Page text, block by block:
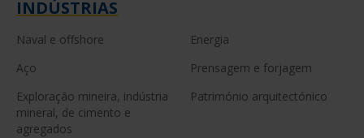
INDÚSTRIAS
Naval e offshore
Energia
Aço
Prensagem e forjagem
Exploração mineira, indústria
mineral, de cimento e
agregados
Património arquitectónico